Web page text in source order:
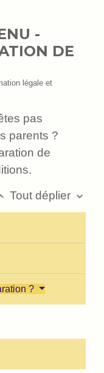
-
DE
légale et
pas
parents ?
de
Tout déplier keyboard_arrow_down
?